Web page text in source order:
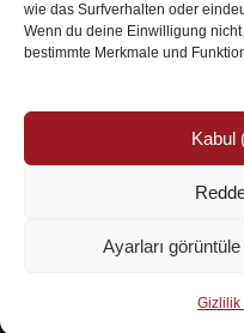
wie das Surfverhalten oder
Wenn du deine Einwilligung
bestimmte Merkmale und
Kabul
Ayarları
Gizlilik
© Copyright 2024 /